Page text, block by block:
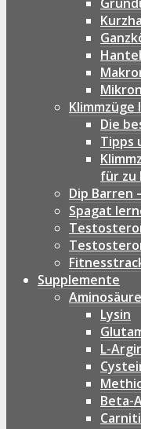
Klimmzüge
Die
Tipps
für zu
Dip Barren
Spagat
Supplemente
Lysin
L-
Beta-